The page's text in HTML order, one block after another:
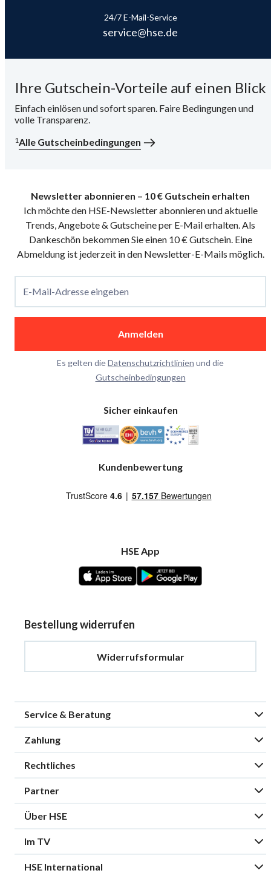
24/7 E-Mail-Service
service@hse.de
Ihre Gutschein-Vorteile auf einen Blick
Einfach einlösen und sofort sparen. Faire Bedingungen und
volle Transparenz.
1Alle Gutscheinbedingungen
Newsletter abonnieren – 10 € Gutschein erhalten
Ich möchte den HSE-Newsletter abonnieren und aktuelle
Trends, Angebote & Gutscheine per E-Mail erhalten. Als
Dankeschön bekommen Sie einen 10 € Gutschein. Eine
Abmeldung ist jederzeit in den Newsletter-E-Mails möglich.
E-Mail-Adresse eingeben
Anmelden
Es gelten dieDatenschutzrichtlinien und die
Gutscheinbedingungen
Sicher einkaufen
Kundenbewertung
HSE App
Bestellung widerrufen
Widerrufsformular
Service & Beratung
Zahlung
Rechtliches
Partner
Über HSE
Im TV
HSE International